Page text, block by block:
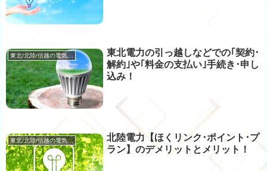
東北/北陸/信越の電気･ガス
東北電力の引っ越しなどでの｢契約･
解約｣や｢料金の支払い｣手続き･申し
込み！
東北/北陸/信越の電気･ガス
北陸電力【ほくリンク･ポイント･プ
ラン】のデメリットとメリット！